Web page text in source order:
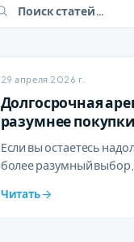
29 апреля 2026 г.
Долгосрочная
разумнее
Если вы остаетесь
более разумный выбор,
Читать